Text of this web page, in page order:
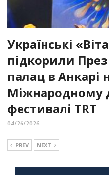
Українські
підкорили
палац в Анкарі
Міжнародному
фестивалі TRT
04/26/2026
PREV NEXT